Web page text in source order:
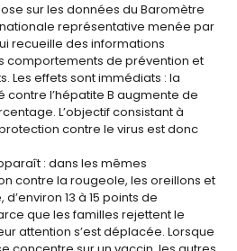
sur les données du Baromètre
représentative menée par
recueille des informations
comportements de prévention et
Les effets sont immédiats : la
contre l’hépatite B augmente de
L’objectif consistant à
contre le virus est donc
: dans les mêmes
contre la rougeole, les oreillons et
13 à 15 points de
que les familles rejettent le
attention s’est déplacée. Lorsque